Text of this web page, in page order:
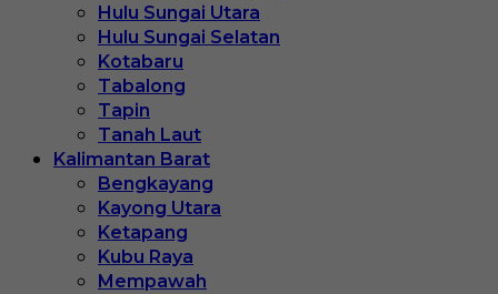
Hulu Sungai Utara
Hulu Sungai Selatan
Kotabaru
Tabalong
Tapin
Tanah Laut
Kalimantan Barat
Bengkayang
Kayong Utara
Ketapang
Kubu Raya
Mempawah